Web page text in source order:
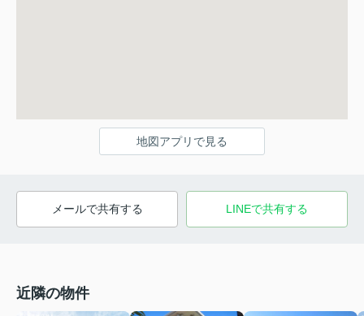
地図アプリで見る
メールで共有する LINEで共有する
近隣の物件